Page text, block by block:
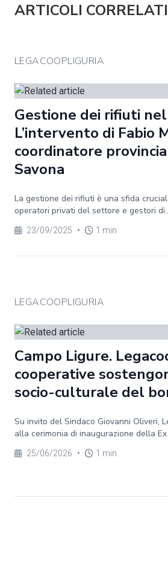
ARTICOLI CORRELATI
LEGACOOPLIGURIA
Gestione dei rifiuti
L’intervento di Fabio
coordinatore
Savona
La gestione dei rifiuti è una sfida
operatori privati del settore e gestori
23/09/2025 • 1 min
LEGACOOPLIGURIA
Campo Ligure.
cooperative
socio-culturale del
Su invito del Sindaco Giovanni Oliveri,
alla cerimonia di inaugurazione della Ex
25/06/2026 • 1 min